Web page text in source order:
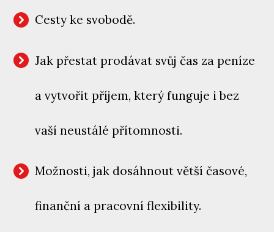
Cesty ke svobodě.
Jak přestat prodávat svůj čas za peníze
a vytvořit příjem, který funguje i bez
vaší neustálé přítomnosti.
Možnosti, jak dosáhnout větší časové,
finanční a pracovní flexibility.